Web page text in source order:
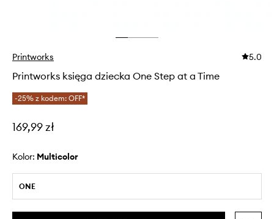
Printworks 5.0
Printworks księga dziecka One Step at a Time
-25% z kodem: OFF*
169,99 zł
Kolor: multicolor
ONE